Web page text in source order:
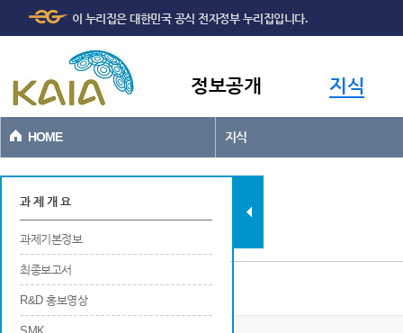
본문바로가기
이 누리집은 대한민국 공식 전자정부 누리집입니다.
정보공개 지식
HOME 지식
과제현황
과 제 개 요
과제기본정보
최종보고서
R&D 홍보영상
포상